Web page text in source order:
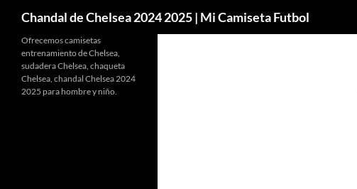
Chandal de Chelsea 2024 2025 | Mi Camiseta Futbol
Ofrecemos camisetas
entrenamiento de Chelsea,
sudadera Chelsea, chaqueta
Chelsea, chandal Chelsea 2024
2025 para hombre y niño.